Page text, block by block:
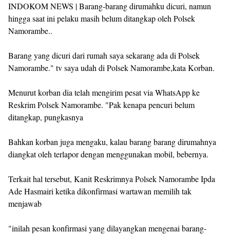
INDOKOM NEWS | Barang-barang dirumahku dicuri, namun
hingga saat ini pelaku masih belum ditangkap oleh Polsek
Namorambe..
Barang yang dicuri dari rumah saya sekarang ada di Polsek
Namorambe." tv saya udah di Polsek Namorambe,kata Korban.
Menurut korban dia telah mengirim pesat via WhatsApp ke
Reskrim Polsek Namorambe. "Pak kenapa pencuri belum
ditangkap, pungkasnya
Bahkan korban juga mengaku, kalau barang barang dirumahnya
diangkat oleh terlapor dengan menggunakan mobil, bebernya.
Terkait hal tersebut, Kanit Reskrimnya Polsek Namorambe Ipda
Ade Hasmairi ketika dikonfirmasi wartawan memilih tak
menjawab
"inilah pesan konfirmasi yang dilayangkan mengenai barang-